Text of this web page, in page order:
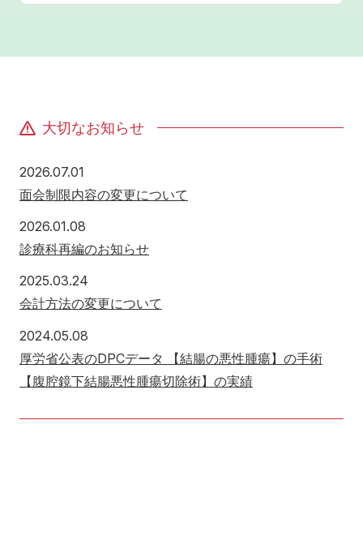
大切なお知らせ
2026.07.01
面会制限内容の変更について
2026.01.08
診療科再編のお知らせ
2025.03.24
会計方法の変更について
2024.05.08
厚労省公表のDPCデータ 【結腸の悪性腫瘍】の手術
【腹腔鏡下結腸悪性腫瘍切除術】の実績